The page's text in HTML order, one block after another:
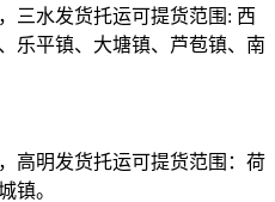
三水发货托运可提货范围 : 西
乐平镇、大塘镇、芦苞镇、南
高明发货托运可提货范围：荷
镇。